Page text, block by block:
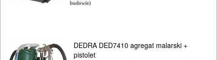
budowie)
DEDRA DED7410 agregat malarski +
pistolet